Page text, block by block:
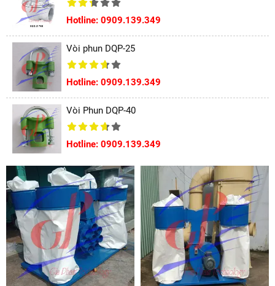
Hotline: 0909.139.349
Vòi phun DQP-25
Hotline: 0909.139.349
Vòi Phun DQP-40
Hotline: 0909.139.349